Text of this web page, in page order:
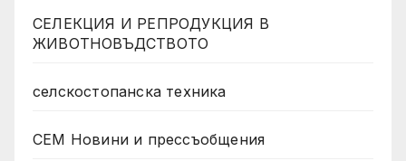
СЕЛЕКЦИЯ И РЕПРОДУКЦИЯ В
ЖИВОТНОВЪДСТВОТО
селскостопанска техника
СЕМ Новини и прессъобщения